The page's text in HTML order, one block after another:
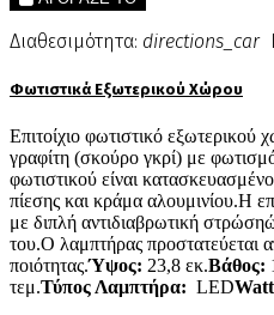
Διαθεσιμότητα: directions_car
Φωτιστικά Εξωτερικού Χώρου
Επιτοίχιο φωτιστικό
γραφίτη (σκούρο γκρί) με
φωτιστικού είναι
πίεσης και κράμα αλουμινίου.Η
με διπλή αντιδιαβρωτική
του.Ο λαμπτήρας
ποιότητας.Ύψος: 23,8 εκ.Βάθος:
τεμ.Τύπος Λαμπτήρα: LED